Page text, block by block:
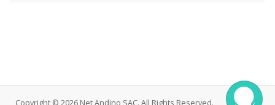
Copyright © 2026 Net Andino SAC. All Rights Reserved.